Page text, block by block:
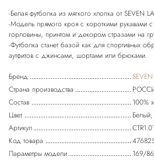
-Белая футболка из мягкого хлопка от SEVEN
-Модель прямого кроя с короткими рукавами
горловины, принтом и декором стразами на
-Футболка станет базой как для спортивных
Бренд
Страна производства
Состав
100%
Цвет
Артикул
Код товара
Параметры модели
169/